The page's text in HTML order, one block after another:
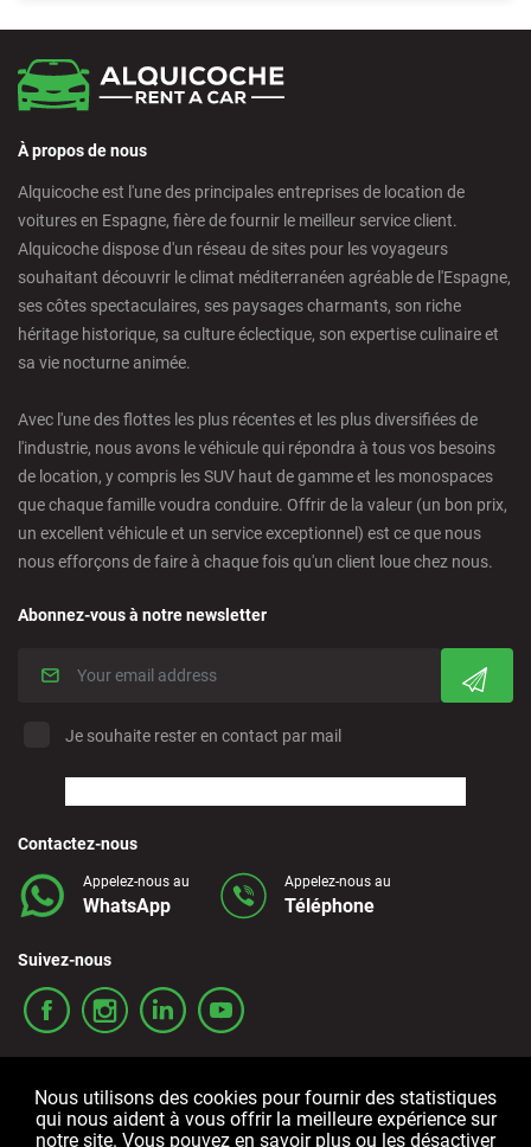
À propos de nous
Alquicoche est l'une des principales entreprises de location de
voitures en Espagne, fière de fournir le meilleur service client.
Alquicoche dispose d'un réseau de sites pour les voyageurs
souhaitant découvrir le climat méditerranéen agréable de l'Espagne,
ses côtes spectaculaires, ses paysages charmants, son riche
héritage historique, sa culture éclectique, son expertise culinaire et
sa vie nocturne animée.
Avec l'une des flottes les plus récentes et les plus diversifiées de
l'industrie, nous avons le véhicule qui répondra à tous vos besoins
de location, y compris les SUV haut de gamme et les monospaces
que chaque famille voudra conduire. Offrir de la valeur (un bon prix,
un excellent véhicule et un service exceptionnel) est ce que nous
nous efforçons de faire à chaque fois qu'un client loue chez nous.
Abonnez-vous à notre newsletter
Je souhaite rester en contact par mail
Contactez-nous
Appelez-nous au
WhatsApp
Appelez-nous au
Téléphone
Suivez-nous
Nous utilisons des cookies pour fournir des statistiques
qui nous aident à vous offrir la meilleure expérience sur
notre site. Vous pouvez en savoir plus ou les désactiver